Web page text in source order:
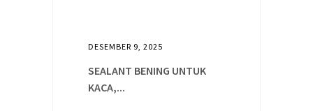
DESEMBER 9, 2025
SEALANT BENING UNTUK
KACA,...